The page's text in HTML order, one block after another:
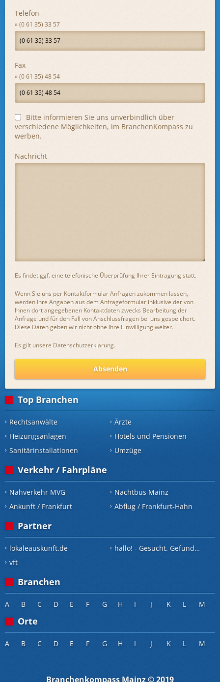
Telefon
(0 61 35) 33 57
Fax
(0 61 35) 48 54
Bitte informieren Sie uns unverbindlich über
verschiedene Möglichkeiten, im BranchenKompass zu
werben.
Nachricht
Es findet ggf. eine telefonische Überprüfung Ihrer Eintragung statt.
Wenn Sie uns per Kontaktformular Anfragen zukommen lassen,
werden Ihre Angaben aus dem Anfrageformular inklusive der von
Ihnen dort angegebenen Kontaktdaten zwecks Bearbeitung der
Anfrage und für den Fall von Anschlussfragen bei uns gespeichert.
Diese Daten geben wir nicht ohne Ihre Einwilligung weiter.
Es gilt unsere Datenschutzerklärung.
Absenden
Top Branchen
Rechtsanwälte Ärzte
Heizungsanlagen
Hotels und Pensionen
Sanitärinstallationen
Umzüge
Verkehr / Fahrpläne
Nahverkehr MVG Nachtbus Mainz
Ankunft / Frankfurt
Abflug / Frankfurt-Hahn
Partner
lokaleauskunft.de hallo! - Gesucht. Gefunden.
vft
Branchen
A B C D E F G H I J K L M
Orte
A B C D E F G H I J K L M
Branchenkompass Mainz © 2019